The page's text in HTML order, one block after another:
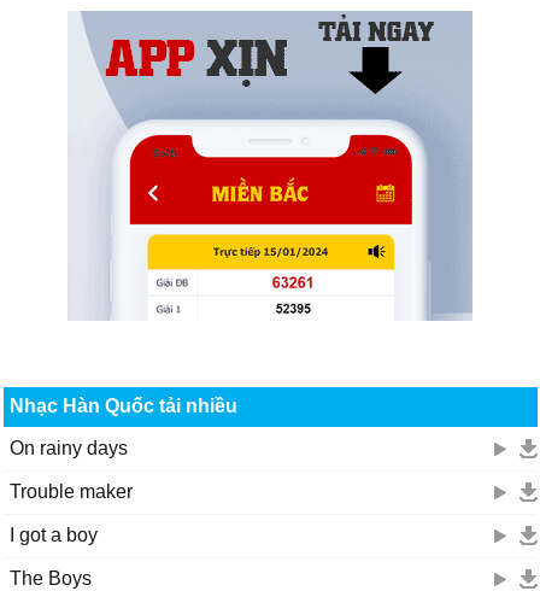
Nhạc Hàn Quốc tải nhiều
On rainy days
Trouble maker
I got a boy
The Boys